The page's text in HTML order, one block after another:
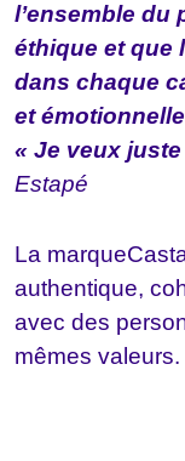
l’ensemble du
éthique et que
dans chaque
et
« Je veux
Estapé
La marque
authentique,
avec des
mêmes valeurs.